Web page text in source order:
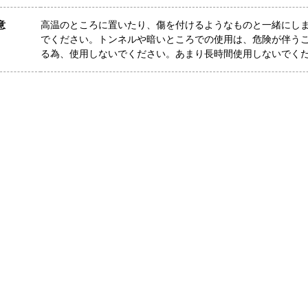
高温のところに置いたり、傷を付けるようなものと一緒にし
でください。トンネルや暗いところでの使用は、危険が伴う
る為、使用しないでください。あまり長時間使用しないでく